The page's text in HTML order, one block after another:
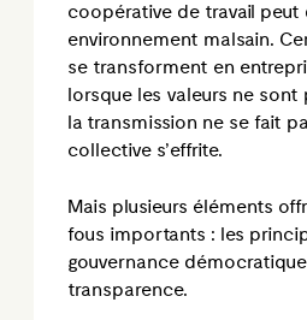
coopérative de travail peut
environnement malsain.
se transforment en
lorsque les valeurs ne sont
la transmission ne se fait
collective s’effrite.
Mais plusieurs éléments
fous importants : les
gouvernance
transparence.